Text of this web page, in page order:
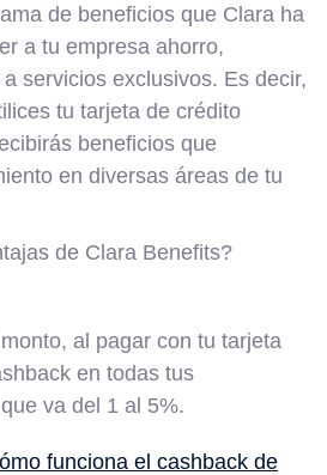
de beneficios que Clara ha
a tu empresa ahorro,
servicios exclusivos. Es decir,
tu tarjeta de crédito
beneficios que
en diversas áreas de tu
de Clara Benefits?
al pagar con tu tarjeta
en todas tus
va del 1 al 5%.
funciona el cashback de